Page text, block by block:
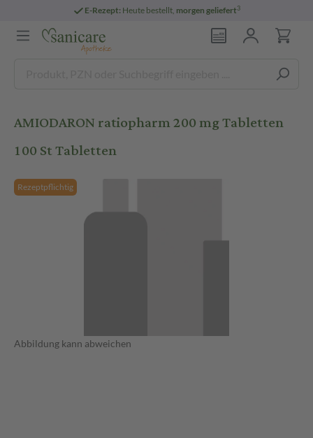
E-Rezept: Heute bestellt, morgen geliefert3
AMIODARON ratiopharm 200 mg Tabletten
100 St Tabletten
Rezeptpflichtig
Abbildung kann abweichen